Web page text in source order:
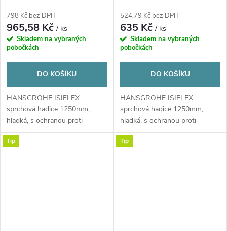
překroucení a zlomení, plast,
chrom
798 Kč bez DPH
965,58 Kč/ ks
Skladem na vybraných
pobočkách
DO KOŠÍKU
HANSGROHE ISIFLEX
sprchová hadice 1250mm,
hladká, s ochranou proti
překroucení a zlomení, plast,...
524,79 Kč bez DPH
635 Kč/ ks
Skladem na vybraných
pobočkách
DO KOŠÍKU
HANSGROHE ISIFLEX
sprchová hadice 1250mm,
hladká, s ochranou proti
překroucení a zlomení, plast,...
Tip Tip